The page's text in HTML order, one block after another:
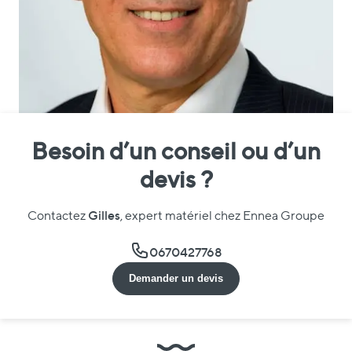
Besoin d’un conseil ou d’un
devis ?
Contactez Gilles, expert matériel chez Ennea Groupe
0670427768
Demander un devis